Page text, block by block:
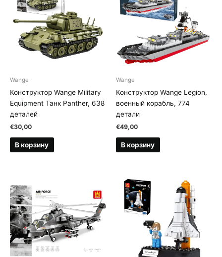
Wange
Конструктор Wange Military
Equipment Танк Panther, 638
деталей
€30,00
В корзину
Wange
Конструктор Wange Legion,
военный корабль, 774
детали
€49,00
В корзину